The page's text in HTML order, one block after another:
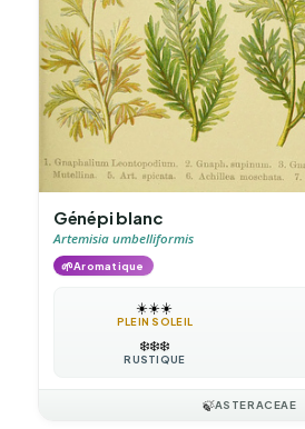
Génépi blanc
Artemisia umbelliformis
🌱Aromatique
☀️☀️☀️
PLEIN SOLEIL
❄️❄️❄️
RUSTIQUE
🍃ASTERACEAE